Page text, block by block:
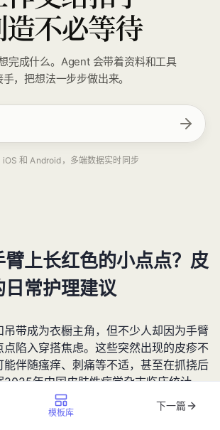
不必等待
完成什么。Agent 会带着资料和工具
手，把想法一步步做出来。
iOS 和 Android，多端数据实时同步
臂上长红色的小点点？皮
常护理建议
吊带成为衣橱主角，但不少人却因为手臂
点陷入穿搭焦虑。这些突然出现的皮疹不
伴随瘙痒、刺痛等不适，甚至在抓挠后
2025年中国皮肤性病学杂志临床统计，
点
已成为门诊第三大常见皮肤问题，尤
发病率较去年上升12%。本文将结合最
模板库
下一篇